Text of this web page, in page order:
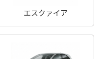
エスクァイア